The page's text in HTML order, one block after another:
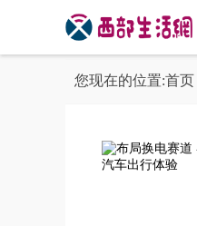
您现在的位置:首页